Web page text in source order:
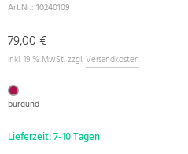
Art.Nr.: 10240109
79,00 €
inkl. 19 % MwSt. zzgl. Versandkosten
burgund
Lieferzeit:7-10 Tagen